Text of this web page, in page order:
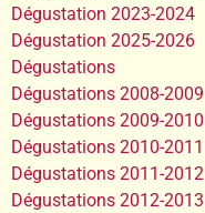
Dégustation 2023-2024
Dégustation 2025-2026
Dégustations
Dégustations 2008-2009
Dégustations 2009-2010
Dégustations 2010-2011
Dégustations 2011-2012
Dégustations 2012-2013